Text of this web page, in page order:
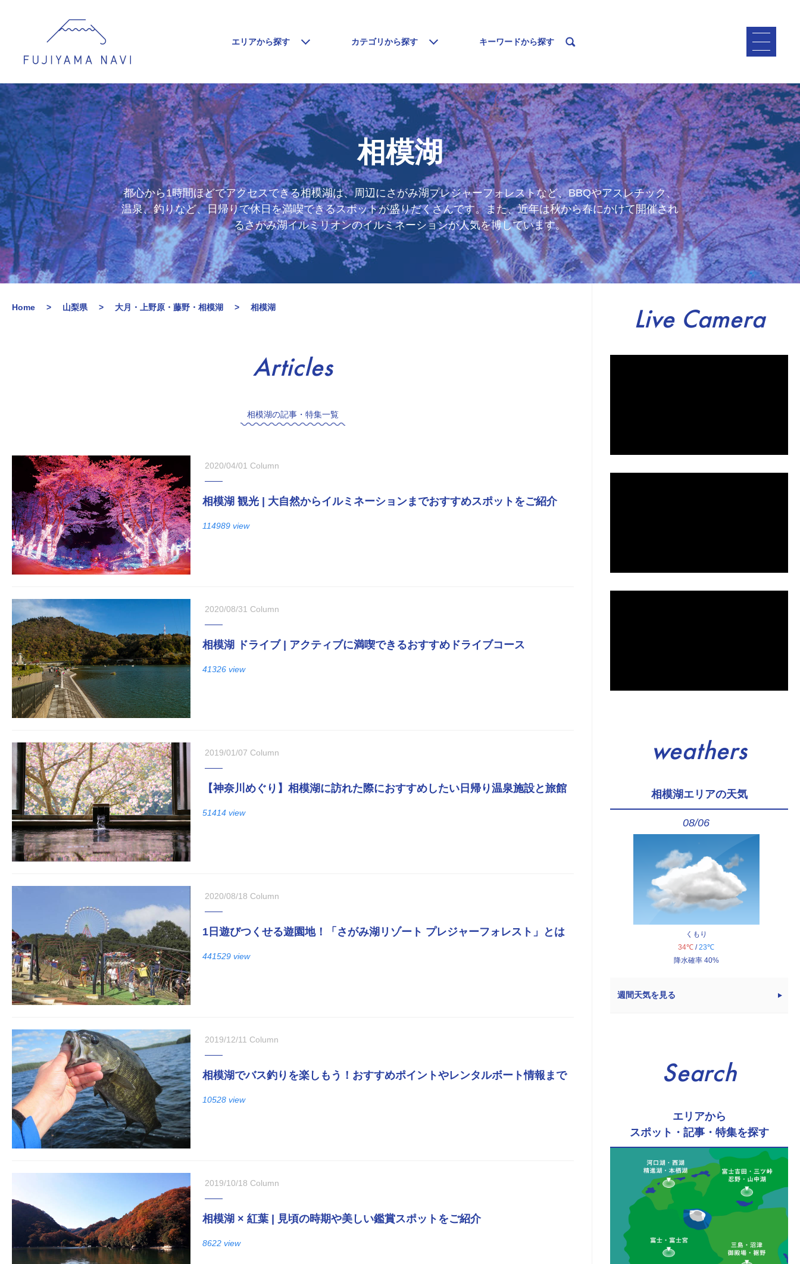
エリアから探す カテゴリから探す キーワードから探す
相模湖
都心から1時間ほどでアクセスできる相模湖は、周辺にさがみ湖プレジャーフォレストなど、BBQやアスレチック、
温泉、釣りなど、日帰りで休日を満喫できるスポットが盛りだくさんです。また、近年は秋から春にかけて開催され
るさがみ湖イルミリオンのイルミネーションが人気を博しています。
Home 山梨県 大月・上野原・藤野・相模湖 相模湖
Articles
相模湖の記事・特集一覧
2020/04/01 Column
相模湖 観光 | 大自然からイルミネーションまでおすすめスポットをご紹介
114989 view
2020/08/31 Column
相模湖 ドライブ | アクティブに満喫できるおすすめドライブコース
41326 view
2019/01/07 Column
【神奈川めぐり】相模湖に訪れた際におすすめしたい日帰り温泉施設と旅館
51414 view
2020/08/18 Column
1日遊びつくせる遊園地！「さがみ湖リゾート プレジャーフォレスト」とは
441529 view
2019/12/11 Column
相模湖でバス釣りを楽しもう！おすすめポイントやレンタルボート情報まで
10528 view
2019/10/18 Column
相模湖 × 紅葉 | 見頃の時期や美しい鑑賞スポットをご紹介
8622 view
Live Camera
weathers
相模湖エリアの天気
08/06
くもり
34℃ /23℃
降水確率 40%
週間天気を見る
Search
エリアから
スポット・記事・特集を探す